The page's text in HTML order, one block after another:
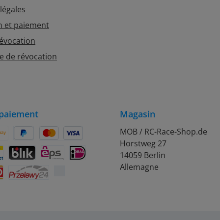
et paiement
de révocation
Pay
Später BezahlenKredit- oder Debitkarte
BLIK eps
Magasin
MOB / RC-Race-Shop.de
Horstweg 27
14059 Berlin
Allemagne